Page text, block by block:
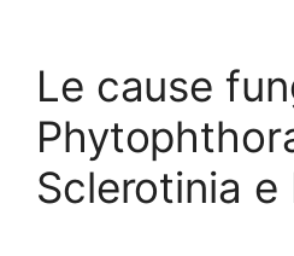
Le cause
Sclerotinia e